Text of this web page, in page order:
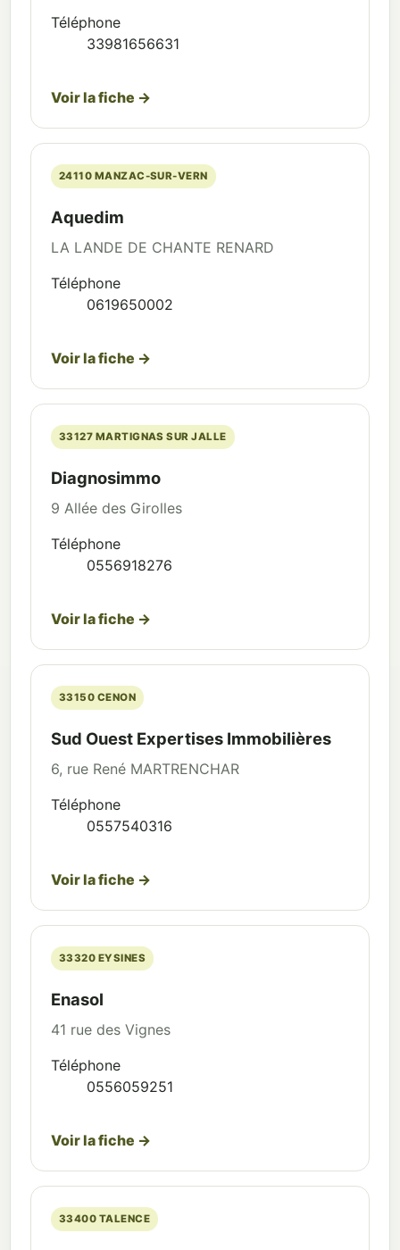
Téléphone
33981656631
Voir la fiche →
24110 MANZAC-SUR-VERN
Aquedim
LA LANDE DE CHANTE RENARD
Téléphone
0619650002
Voir la fiche →
33127 MARTIGNAS SUR JALLE
Diagnosimmo
9 Allée des Girolles
Téléphone
0556918276
Voir la fiche →
33150 CENON
Sud Ouest Expertises Immobilières
6, rue René MARTRENCHAR
Téléphone
0557540316
Voir la fiche →
33320 EYSINES
Enasol
41 rue des Vignes
Téléphone
0556059251
Voir la fiche →
33400 TALENCE